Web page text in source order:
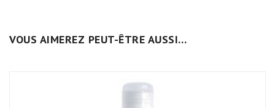
VOUS AIMEREZ PEUT-ÊTRE AUSSI…